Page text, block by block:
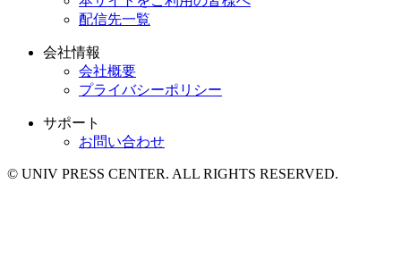
配信先一覧
会社情報
会社概要
プライバシーポリシー
サポート
お問い合わせ
© UNIV PRESS CENTER. ALL RIGHTS RESERVED.